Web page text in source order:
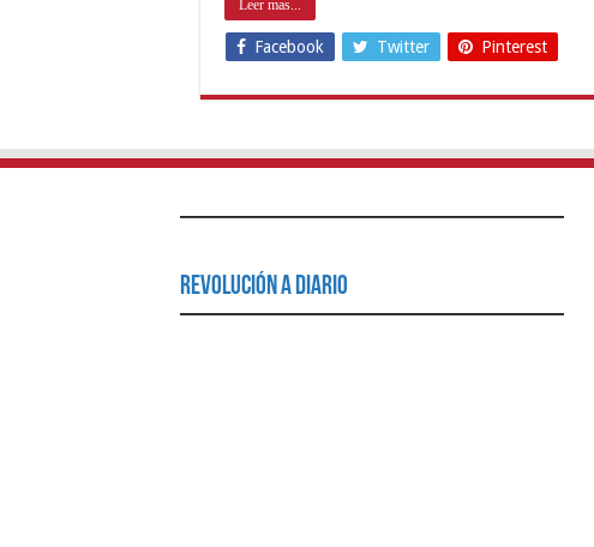
Leer mas...
Facebook Twitter Pinterest
Revolución a Diario